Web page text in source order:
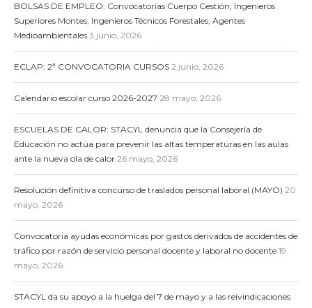
BOLSAS DE EMPLEO: Convocatorias Cuerpo Gestión, Ingenieros
Superiores Montes, Ingenieros Técnicos Forestales, Agentes
Medioambientales 3 junio, 2026
ECLAP: 2ª CONVOCATORIA CURSOS 2 junio, 2026
Calendario escolar curso 2026-2027 28 mayo, 2026
ESCUELAS DE CALOR: STACYL denuncia que la Consejería de
Educación no actúa para prevenir las altas temperaturas en las aulas
ante la nueva ola de calor 26 mayo, 2026
Resolución definitiva concurso de traslados personal laboral (MAYO) 20
mayo, 2026
Convocatoria ayudas económicas por gastos derivados de accidentes de
tráfico por razón de servicio personal docente y laboral no docente 19
mayo, 2026
STACYL da su apoyo a la huelga del 7 de mayo y a las reivindicaciones